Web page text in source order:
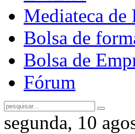
Mediateca de
Bolsa de
Bolsa de
Fórum
segunda, 10